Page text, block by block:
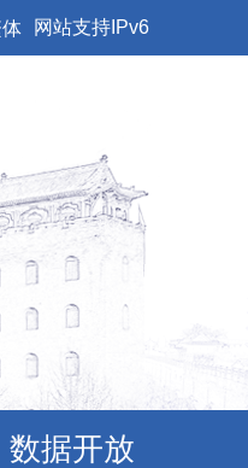
网站支持IPv6
数据开放